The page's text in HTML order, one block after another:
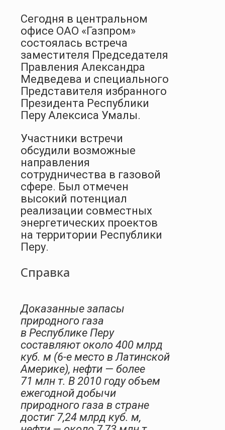
Сегодня в центральном
офисе ОАО «Газпром»
состоялась встреча
заместителя Председателя
Правления Александра
Медведева и специального
Представителя избранного
Президента Республики
Перу Алексиса Умалы.
Участники встречи
обсудили возможные
направления
сотрудничества в газовой
сфере. Был отмечен
высокий потенциал
реализации совместных
энергетических проектов
на территории Республики
Перу.
Справка
Доказанные запасы
природного газа
в Республике Перу
составляют около 400 млрд
куб. м (6-е место в Латинской
Америке), нефти — более
71 млн т. В 2010 году объем
ежегодной добычи
природного газа в стране
достиг 7,24 млрд куб. м,